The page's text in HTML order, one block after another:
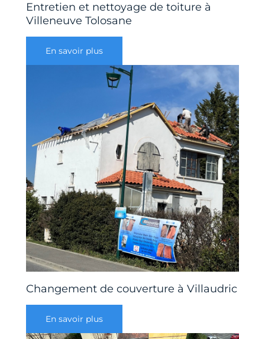
Entretien et nettoyage de toiture à
Villeneuve Tolosane
En savoir plus
Changement de couverture à Villaudric
En savoir plus